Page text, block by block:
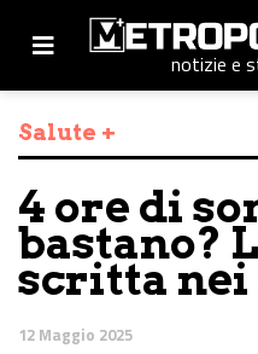
notizie e
Salute +
4 ore di
bastano?
scritta nei
12 Maggio 2025